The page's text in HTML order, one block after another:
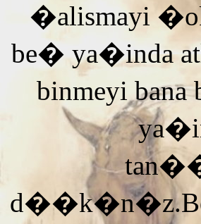
�alismayi
be� ya�inda
binmeyi